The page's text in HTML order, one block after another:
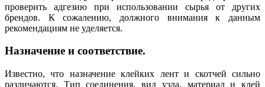
проверить адгезию при использовании сырья от других
брендов. К сожалению, должного внимания к данным
рекомендациям не уделяется.
Назначение и соответствие.
Известно, что назначение клейких лент и скотчей сильно
различаются. Тип соединения, вид узла, материал и клей